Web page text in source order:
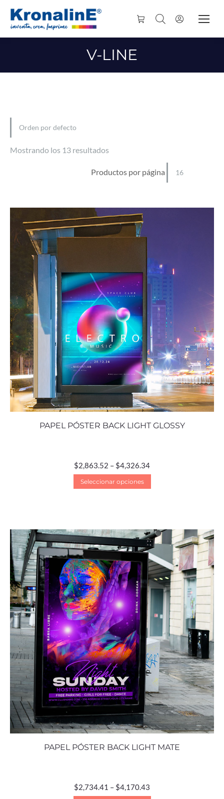
V-LINE
Mostrando los 13 resultados
Productos por página
PAPEL PÓSTER BACK LIGHT GLOSSY
$2,863.52 – $4,326.34
Seleccionar opciones
PAPEL PÓSTER BACK LIGHT MATE
$2,734.41 – $4,170.43